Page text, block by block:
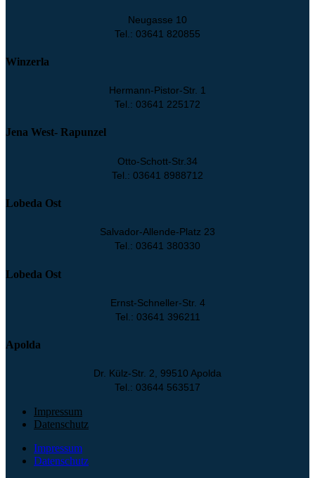
Neugasse 10
Tel.: 03641 820855
Winzerla
Hermann-Pistor-Str. 1
Tel.: 03641 225172
Jena West- Rapunzel
Otto-Schott-Str.34
Tel.: 03641 8988712
Lobeda Ost
Salvador-Allende-Platz 23
Tel.: 03641 380330
Lobeda Ost
Ernst-Schneller-Str. 4
Tel.: 03641 396211
Apolda
Dr. Külz-Str. 2, 99510 Apolda
Tel.: 03644 563517
Impressum
Datenschutz
Impressum
Datenschutz